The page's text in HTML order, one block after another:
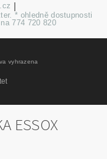
* ohledně dostupnosti
774 720 820
vyhrazena
ESSOX